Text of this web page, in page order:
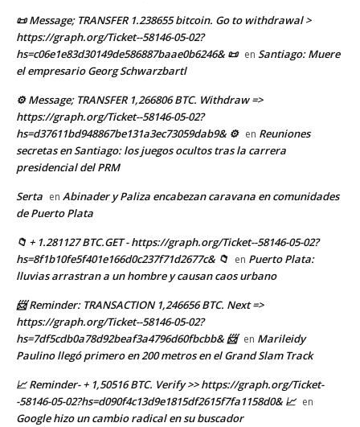
📜 Message; TRANSFER 1.238655 bitcoin. Go to withdrawal >
https://graph.org/Ticket--58146-05-02?
hs=c06e1e83d30149de586887baae0b6246& 📜 en Santiago: Muere
el empresario Georg Schwarzbartl
⚙ Message; TRANSFER 1,266806 BTC. Withdraw =>
https://graph.org/Ticket--58146-05-02?
hs=d37611bd948867be131a3ec73059dab9& ⚙ en Reuniones
secretas en Santiago: los juegos ocultos tras la carrera
presidencial del PRM
Serta en Abinader y Paliza encabezan caravana en comunidades
de Puerto Plata
📁 + 1.281127 BTC.GET - https://graph.org/Ticket--58146-05-02?
hs=8f1b10fe5f401e166d0c237f71d2677c& 📁 en Puerto Plata:
lluvias arrastran a un hombre y causan caos urbano
📨 Reminder: TRANSACTION 1,246656 BTC. Next =>
https://graph.org/Ticket--58146-05-02?
hs=7df5cdb0a78d92beaf3a4796d60fbcbb& 📨 en Marileidy
Paulino llegó primero en 200 metros en el Grand Slam Track
📈 Reminder- + 1,50516 BTC. Verify >> https://graph.org/Ticket-
-58146-05-02?hs=d090f4c13d9e1815df2615f7fa1158d0& 📈 en
Google hizo un cambio radical en su buscador